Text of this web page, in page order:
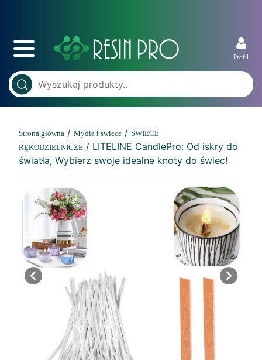
Profil
Strona główna / Mydła i świece / ŚWIECE
RĘKODZIELNICZE / LITELINE CandlePro: Od iskry do
światła, Wybierz swoje idealne knoty do świec!
Previous Next